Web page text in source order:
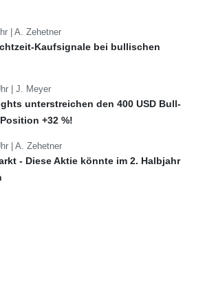
| A. Zehetner
Kaufsignale bei bullischen
| J. Meyer
unterstreichen den 400 USD Bull-
+32 %!
| A. Zehetner
- Diese Aktie könnte im 2. Halbjahr